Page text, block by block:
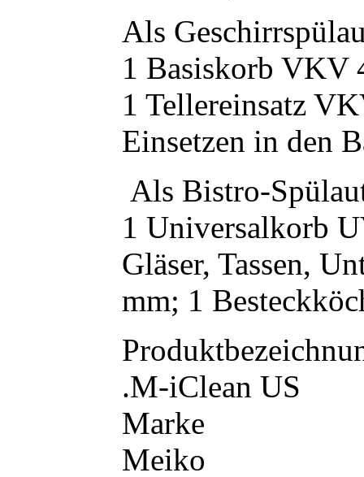
Als
1 Basiskorb VKV
1 Tellereinsatz
Einsetzen in den
Als Bistro-
1 Universalkorb
Gläser, Tassen,
mm; 1
.M-iClean US
Marke
Meiko